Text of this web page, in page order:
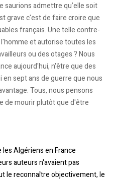
saurions admettre qu’elle soit
grave c'est de faire croire que
français. Une telle contre-
et autorise toutes les
ou des otages ? Nous
aujourd'hui, n'être que des
sept ans de guerre que nous
Tous, nous pensons
de mourir plutôt que d'être
Algériens en France
auteurs n'avaient pas
le reconnaître objectivement, le